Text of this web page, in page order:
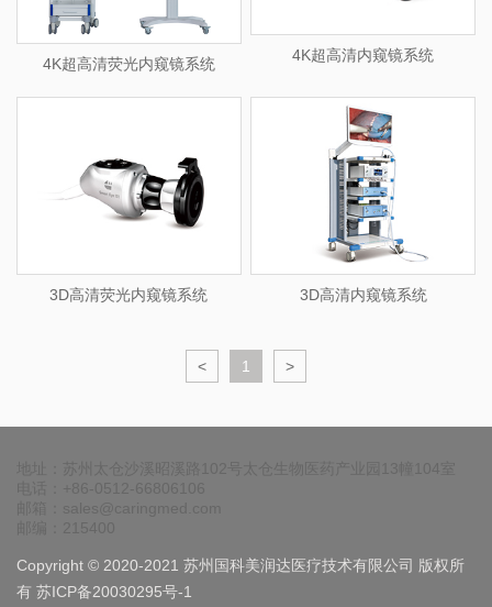
4K超高清荧光内窥镜系统
4K超高清内窥镜系统
3D高清荧光内窥镜系统 3D高清内窥镜系统
< 1 >
Copyright © 2020-2021 苏州国科美润达医疗技术有限公司 版权所
有 苏ICP备20030295号-1